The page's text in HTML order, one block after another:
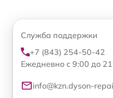
Служба поддержки
+7 (843) 254-50-42
Ежедневно с 9:00 до
info@kzn.dyson-